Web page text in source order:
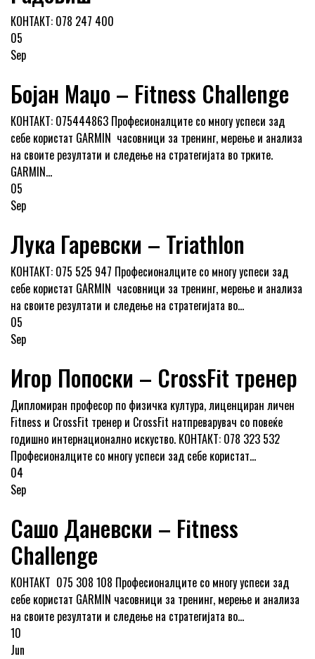
КОНТАКТ: 078 247 400
05
Sep
Бојан Маџо – Fitness Challenge
КОНТАКТ: 075444863 Професионалците со многу успеси зад
себе користат GARMIN часовници за тренинг, мерење и анализа
на своите резултати и следење на стратегијата во трките.
GARMIN...
05
Sep
Лука Гаревски – Triathlon
КОНТАКТ: 075 525 947 Професионалците со многу успеси зад
себе користат GARMIN часовници за тренинг, мерење и анализа
на своите резултати и следење на стратегијата во...
05
Sep
Игор Попоски – CrossFit тренер
Дипломиран професор по физичка култура, лиценциран личен
Fitness и CrossFit тренер и CrossFit натпреварувач со повеќе
годишно интернационално искуство. КОНТАКТ: 078 323 532
Професионалците со многу успеси зад себе користат...
04
Sep
Сашо Даневски – Fitness
Challenge
КОНТАКТ 075 308 108 Професионалците со многу успеси зад
себе користат GARMIN часовници за тренинг, мерење и анализа
на своите резултати и следење на стратегијата во...
10
Jun